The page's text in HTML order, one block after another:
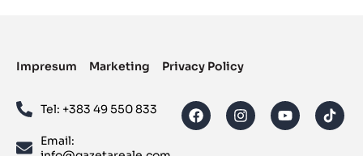
Impresum Marketing Privacy Policy
Tel: ‪+383 49 550 833‬
Email: